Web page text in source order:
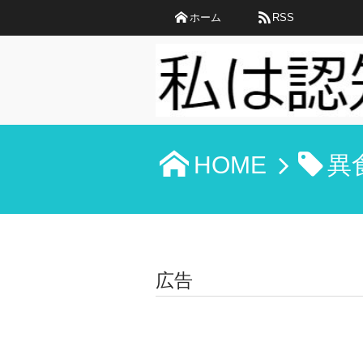
ホーム RSS
HOME 異
広告